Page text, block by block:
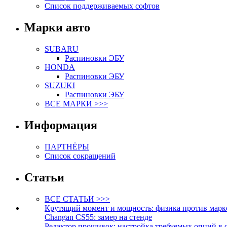
Список поддерживаемых софтов
Марки авто
SUBARU
Распиновки ЭБУ
HONDA
Распиновки ЭБУ
SUZUKI
Распиновки ЭБУ
ВСЕ МАРКИ >>>
Информация
ПАРТНЁРЫ
Список сокращений
Статьи
ВСЕ СТАТЬИ >>>
Крутящий момент и мощность: физика против
Changan CS55: замер на стенде